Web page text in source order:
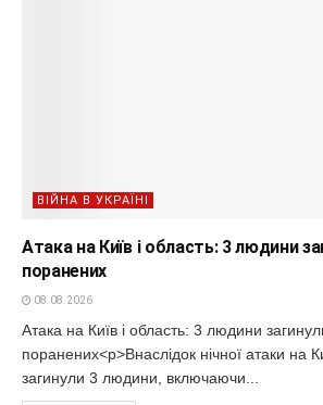
ВІЙНА В УКРАЇНІ
Атака на Київ і область: 3 людини
поранених
08.08.2026
Атака на Київ і область: 3 людини
поранених<p>Внаслідок нічної атаки на
загинули 3 людини, включаючи...